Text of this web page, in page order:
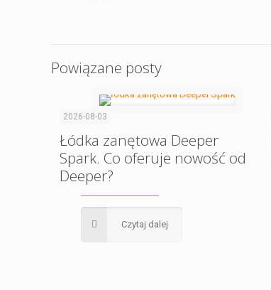
Powiązane posty
2026-08-03
Łódka zanętowa Deeper
Spark. Co oferuje nowość od
Deeper?
Czytaj dalej